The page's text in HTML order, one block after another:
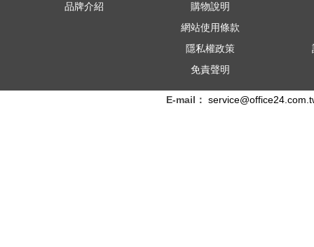
品牌介紹
購物說明
網站使用條款
隱私權政策
免責聲明
E-mail：